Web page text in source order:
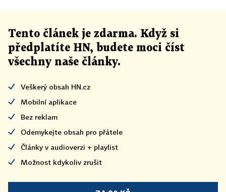
Tento článek je zdarma. Když si
předplatíte HN, budete moci číst
všechny naše články.
Veškerý obsah HN.cz
Mobilní aplikace
Bez reklam
Odemykejte obsah pro přátele
Články v audioverzi + playlist
Možnost kdykoliv zrušit